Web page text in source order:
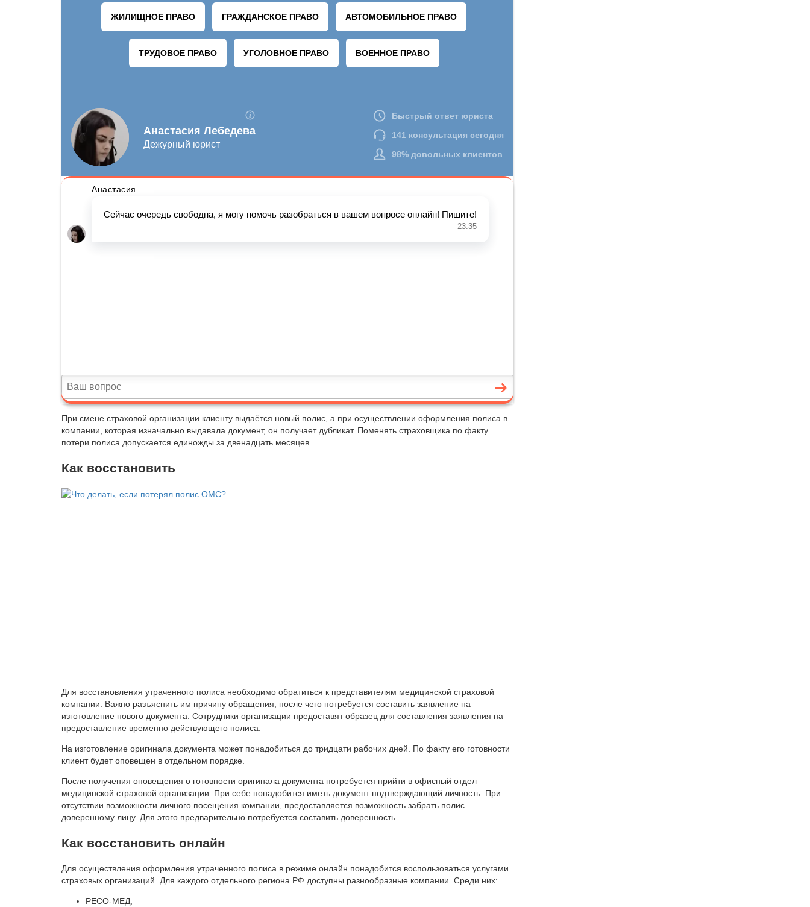
При смене страховой организации клиенту выдаётся новый полис, а при осуществлении оформления полиса в
компании, которая изначально выдавала документ, он получает дубликат. Поменять страховщика по факту
потери полиса допускается единожды за двенадцать месяцев.
Как восстановить
Для восстановления утраченного полиса необходимо обратиться к представителям медицинской страховой
компании. Важно разъяснить им причину обращения, после чего потребуется составить заявление на
изготовление нового документа. Сотрудники организации предоставят образец для составления заявления на
предоставление временно действующего полиса.
На изготовление оригинала документа может понадобиться до тридцати рабочих дней. По факту его готовности
клиент будет оповещен в отдельном порядке.
После получения оповещения о готовности оригинала документа потребуется прийти в офисный отдел
медицинской страховой организации. При себе понадобится иметь документ подтверждающий личность. При
отсутствии возможности личного посещения компании, предоставляется возможность забрать полис
доверенному лицу. Для этого предварительно потребуется составить доверенность.
Как восстановить онлайн
Для осуществления оформления утраченного полиса в режиме онлайн понадобится воспользоваться услугами
страховых организаций. Для каждого отдельного региона РФ доступны разнообразные компании. Среди них:
РЕСО-МЕД;